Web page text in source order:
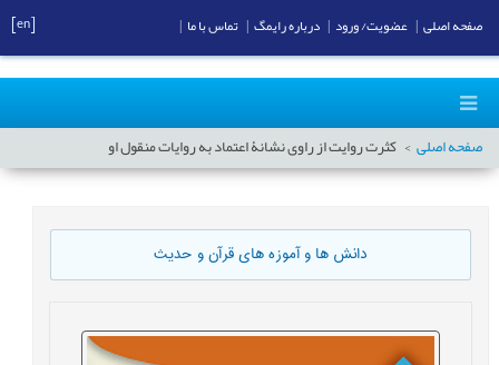
صفحه اصلی کثرت روایت از راوی نشانۀ اعتماد به روایات منقول او
دانش ها و آموزه های قرآن و حدیث
صفحه اصلی عضویت/ ورود درباره رایمگ تماس با ما